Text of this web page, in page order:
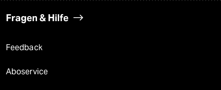
Fragen & Hilfe
Feedback
Aboservice